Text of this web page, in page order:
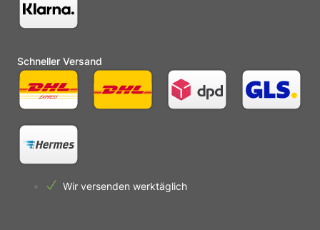
Schneller Versand
Wir versenden werktäglich